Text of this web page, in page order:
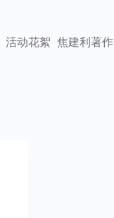
活动花絮 焦建利著作